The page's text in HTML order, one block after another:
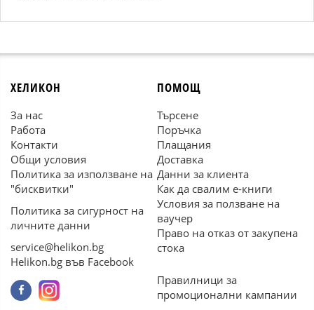
ХЕЛИКОН
За нас
Работа
Контакти
Общи условия
Политика за използване на
"бисквитки"
Политика за сигурност на
личните данни
service@helikon.bg
Helikon.bg във Facebook
ПОМОЩ
Търсене
Поръчка
Плащания
Доставка
Данни за клиента
Как да свалим е-книги
Условия за ползване на
ваучер
Право на отказ от закупена
стока
Правилници за
промоционални кампании